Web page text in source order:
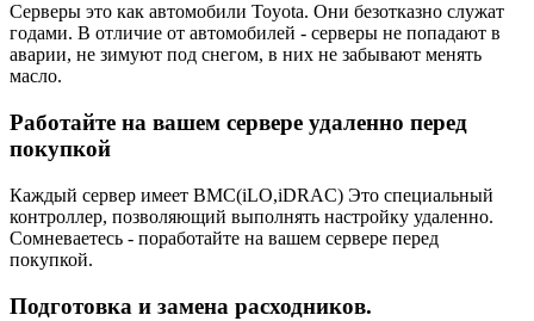
Серверы это как автомобили Toyota. Они безотказно служат
годами. В отличие от автомобилей - серверы не попадают в
аварии, не зимуют под снегом, в них не забывают менять
масло.
Работайте на вашем сервере удаленно перед
покупкой
Каждый сервер имеет BMC(iLO,iDRAC) Это специальный
контроллер, позволяющий выполнять настройку удаленно.
Сомневаетесь - поработайте на вашем сервере перед
покупкой.
Подготовка и замена расходников.